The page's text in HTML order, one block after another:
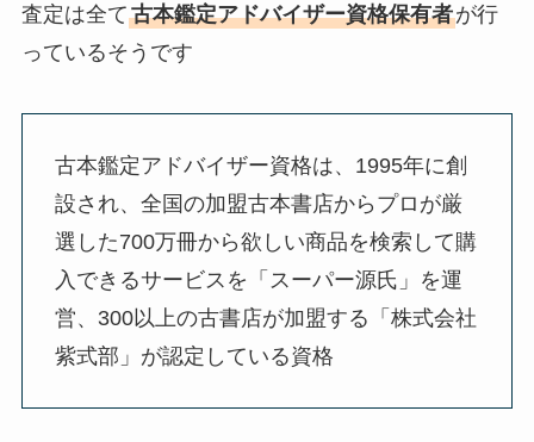
査定は全て古本鑑定アドバイザー資格保有者が行
っているそうです
古本鑑定アドバイザー資格は、1995年に創
設され、全国の加盟古本書店からプロが厳
選した700万冊から欲しい商品を検索して購
入できるサービスを「スーパー源氏」を運
営、300以上の古書店が加盟する「株式会社
紫式部」が認定している資格